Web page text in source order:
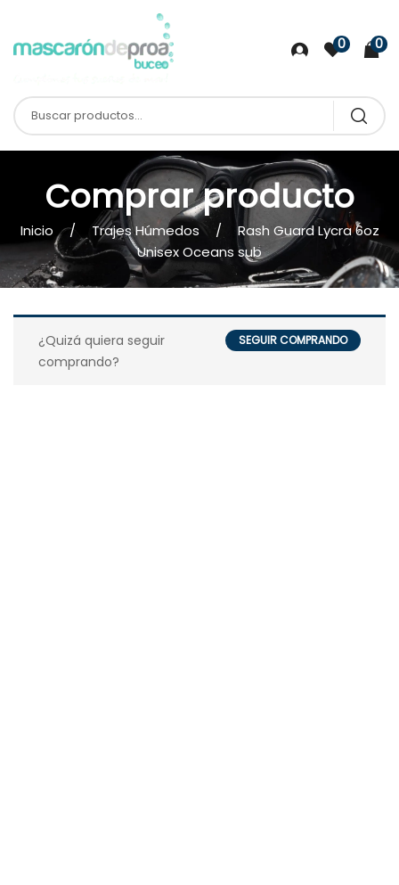
0 0
Comprar producto
Inicio Trajes Húmedos
Rash Guard Lycra 6oz
Unisex Oceans sub
SEGUIR COMPRANDO
¿Quizá quiera seguir
comprando?